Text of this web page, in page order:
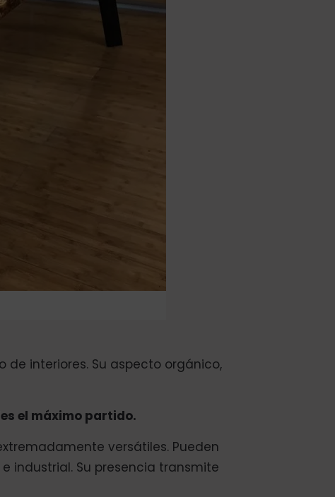
interiores. Su aspecto orgánico,
el máximo partido.
versátiles. Pueden
industrial. Su presencia transmite